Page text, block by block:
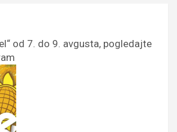
od 7. do 9. avgusta, pogledajte